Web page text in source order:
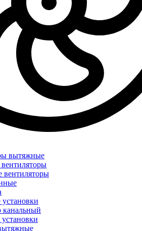
вытяжные
вентиляторы
канальный